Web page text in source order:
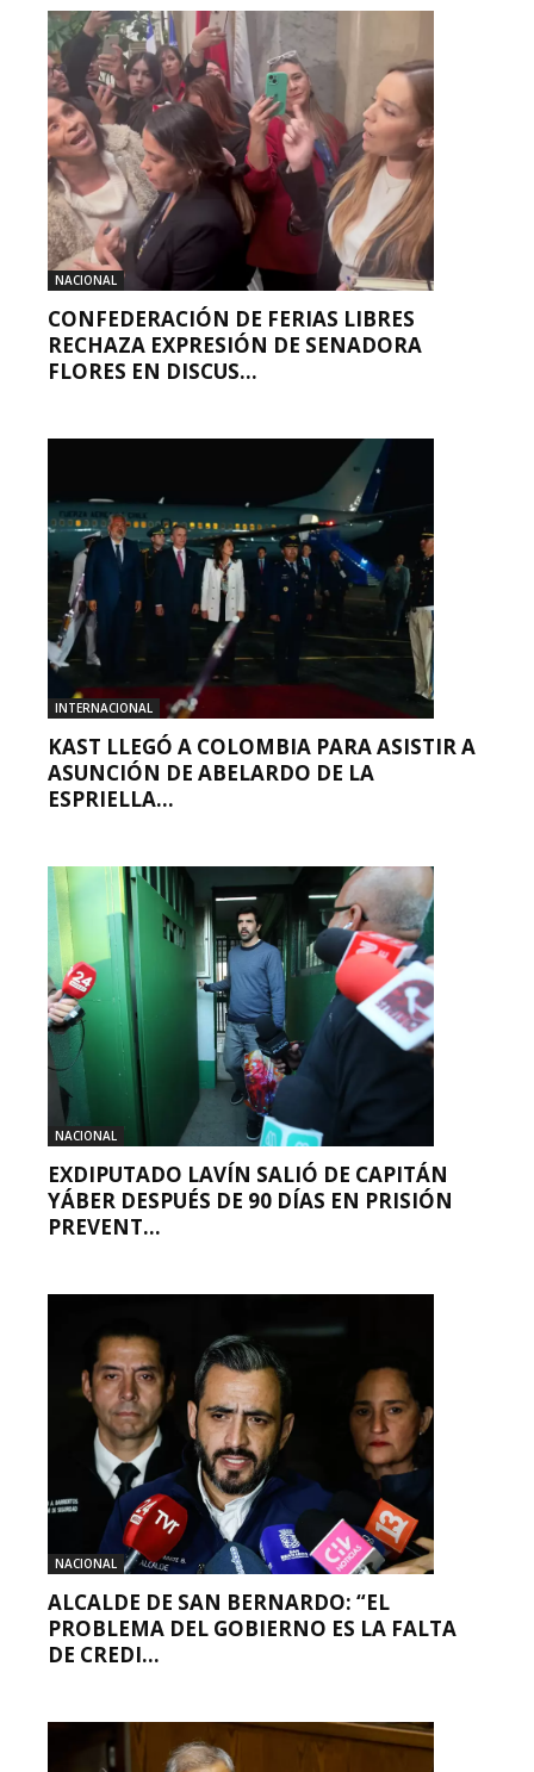
NACIONAL
CONFEDERACIÓN DE FERIAS LIBRES
RECHAZA EXPRESIÓN DE SENADORA
FLORES EN DISCUS...
INTERNACIONAL
KAST LLEGÓ A COLOMBIA PARA ASISTIR A
ASUNCIÓN DE ABELARDO DE LA
ESPRIELLA...
NACIONAL
EXDIPUTADO LAVÍN SALIÓ DE CAPITÁN
YÁBER DESPUÉS DE 90 DÍAS EN PRISIÓN
PREVENT...
NACIONAL
ALCALDE DE SAN BERNARDO: “EL
PROBLEMA DEL GOBIERNO ES LA FALTA
DE CREDI...